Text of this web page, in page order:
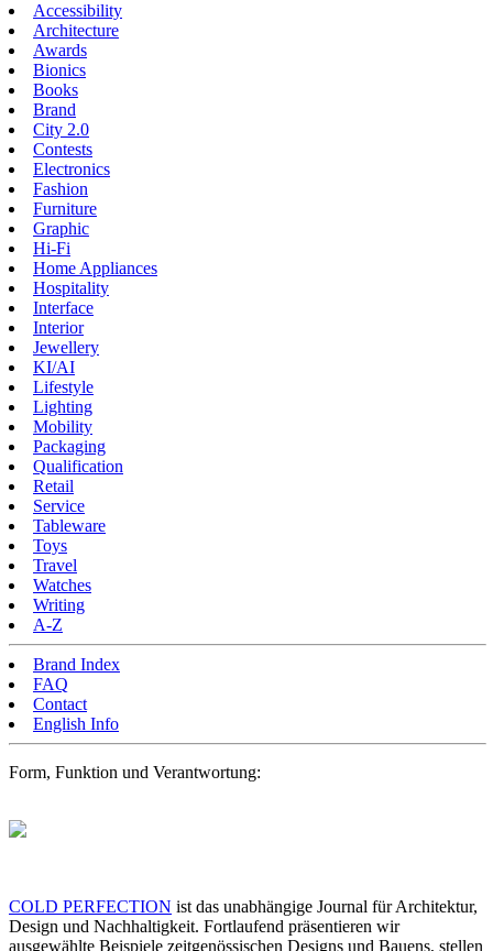
Accessibility
Architecture
Awards
Bionics
Books
Brand
City 2.0
Contests
Electronics
Fashion
Furniture
Graphic
Hi-Fi
Home Appliances
Hospitality
Interface
Interior
Jewellery
KI/AI
Lifestyle
Lighting
Mobility
Packaging
Qualification
Retail
Service
Tableware
Toys
Travel
Watches
Writing
A-Z
Brand Index
FAQ
Contact
English Info
Form, Funktion und Verantwortung:
COLD PERFECTION ist das unabhängige Journal für Architektur,
Design und Nachhaltigkeit. Fortlaufend präsentieren wir
ausgewählte Beispiele zeitgenössischen Designs und Bauens, stellen